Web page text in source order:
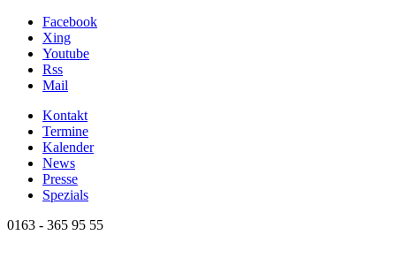
Facebook
Xing
Youtube
Rss
Mail
Kontakt
Termine
Kalender
News
Presse
Spezials
0163 - 365 95 55